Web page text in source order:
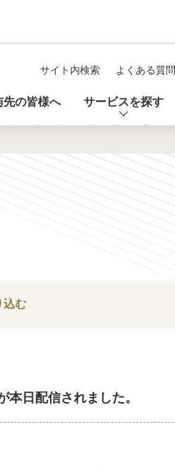
サイト内検索 よくある質問
先の皆様へ サービスを探す
込む
日配信されました。